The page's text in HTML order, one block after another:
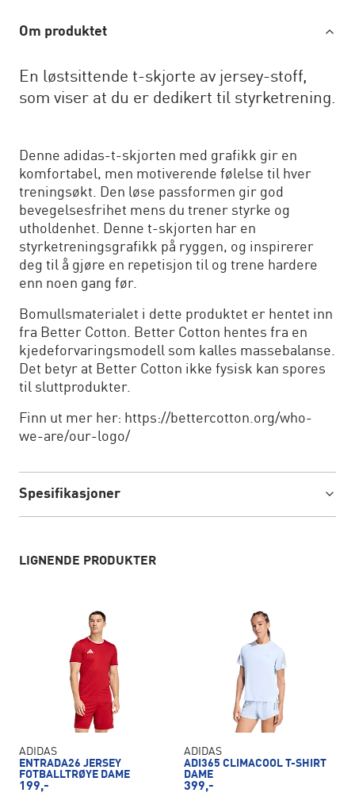
Om produktet
En løstsittende t-skjorte av jersey-stoff,
som viser at du er dedikert til styrketrening.
Denne adidas-t-skjorten med grafikk gir en
komfortabel, men motiverende følelse til hver
treningsøkt. Den løse passformen gir god
bevegelsesfrihet mens du trener styrke og
utholdenhet. Denne t-skjorten har en
styrketreningsgrafikk på ryggen, og inspirerer
deg til å gjøre en repetisjon til og trene hardere
enn noen gang før.
Bomullsmaterialet i dette produktet er hentet inn
fra Better Cotton. Better Cotton hentes fra en
kjedeforvaringsmodell som kalles massebalanse.
Det betyr at Better Cotton ikke fysisk kan spores
til sluttprodukter.
Finn ut mer her: https://bettercotton.org/who-
we-are/our-logo/
Spesifikasjoner
LIGNENDE PRODUKTER
ADIDAS
ENTRADA26 JERSEY
FOTBALLTRØYE DAME
199,-
ADIDAS
ADI365 CLIMACOOL T-SHIRT
DAME
399,-